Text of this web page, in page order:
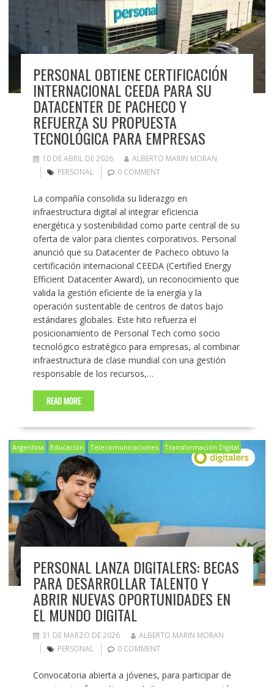
PERSONAL OBTIENE CERTIFICACIÓN
INTERNACIONAL CEEDA PARA SU
DATACENTER DE PACHECO Y
REFUERZA SU PROPUESTA
TECNOLÓGICA PARA EMPRESAS
10 DE ABRIL DE 2026
ALBERTO MARIN MORAN
PERSONAL
0 COMMENT
La compañía consolida su liderazgo en
infraestructura digital al integrar eficiencia
energética y sostenibilidad como parte central de su
oferta de valor para clientes corporativos. Personal
anunció que su Datacenter de Pacheco obtuvo la
certificación internacional CEEDA (Certified Energy
Efficient Datacenter Award), un reconocimiento que
valida la gestión eficiente de la energía y la
operación sustentable de centros de datos bajo
estándares globales. Este hito refuerza el
posicionamiento de Personal Tech como socio
tecnológico estratégico para empresas, al combinar
infraestructura de clase mundial con una gestión
responsable de los recursos,…
READ MORE
Argentina Educación Telecomunicaciones Transformación Digital
PERSONAL LANZA DIGITALERS: BECAS
PARA DESARROLLAR TALENTO Y
ABRIR NUEVAS OPORTUNIDADES EN
EL MUNDO DIGITAL
31 DE MARZO DE 2026
ALBERTO MARIN MORAN
PERSONAL
0 COMMENT
Convocatoria abierta a jóvenes, para participar de